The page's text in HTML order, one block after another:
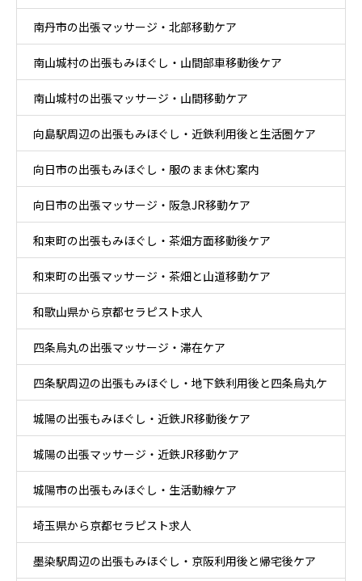
南丹市の出張マッサージ・北部移動ケア
南山城村の出張もみほぐし・山間部車移動後ケア
南山城村の出張マッサージ・山間移動ケア
向島駅周辺の出張もみほぐし・近鉄利用後と生活圏ケア
向日市の出張もみほぐし・服のまま休む案内
向日市の出張マッサージ・阪急JR移動ケア
和束町の出張もみほぐし・茶畑方面移動後ケア
和束町の出張マッサージ・茶畑と山道移動ケア
和歌山県から京都セラピスト求人
四条烏丸の出張マッサージ・滞在ケア
四条駅周辺の出張もみほぐし・地下鉄利用後と四条烏丸ケ
ア
城陽の出張もみほぐし・近鉄JR移動後ケア
城陽の出張マッサージ・近鉄JR移動ケア
城陽市の出張もみほぐし・生活動線ケア
埼玉県から京都セラピスト求人
墨染駅周辺の出張もみほぐし・京阪利用後と帰宅後ケア